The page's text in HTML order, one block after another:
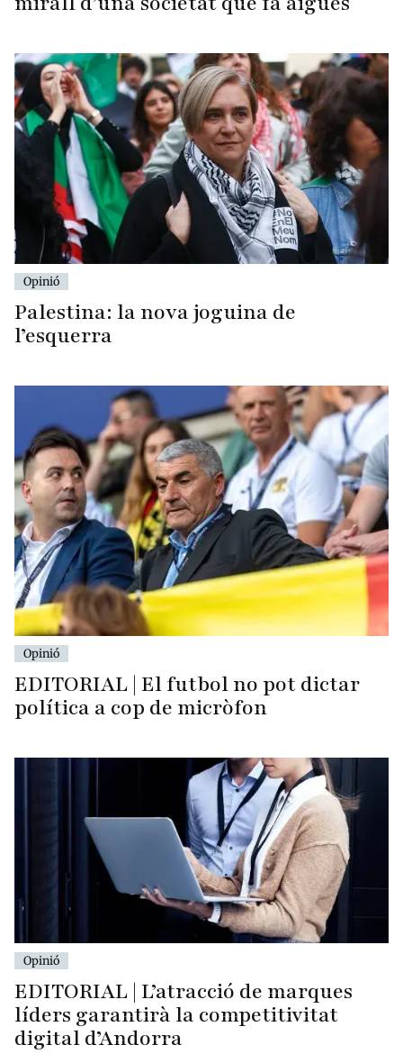
Opinió
Palestina: la nova joguina de
l’esquerra
Opinió
EDITORIAL | El futbol no pot dictar
política a cop de micròfon
Opinió
EDITORIAL | L’atracció de marques
líders garantirà la competitivitat
digital d’Andorra